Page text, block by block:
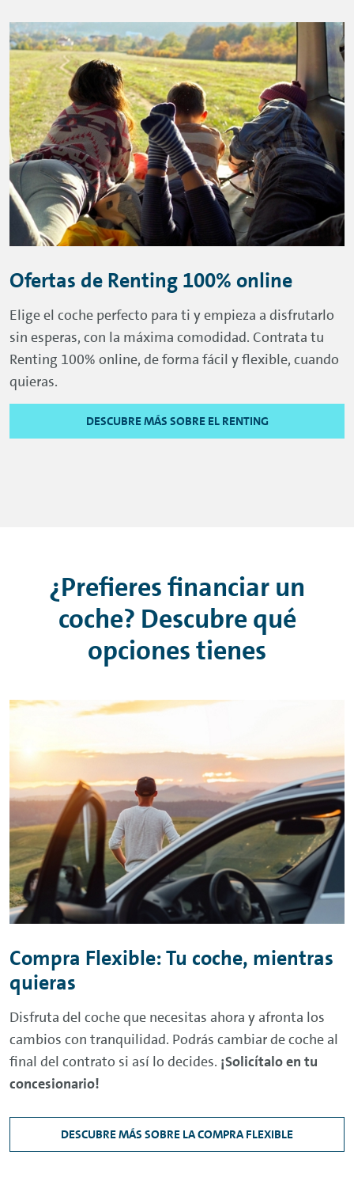
Ofertas de Renting 100% online
Elige el coche perfecto para ti y empieza a disfrutarlo
sin esperas, con la máxima comodidad. Contrata tu
Renting 100% online, de forma fácil y flexible, cuando
quieras.
DESCUBRE MÁS SOBRE EL RENTING
¿Prefieres financiar un
coche? Descubre qué
opciones tienes
Compra Flexible: Tu coche, mientras
quieras
Disfruta del coche que necesitas ahora y afronta los
cambios con tranquilidad. Podrás cambiar de coche al
final del contrato si así lo decides. ¡Solicítalo en tu
concesionario!
DESCUBRE MÁS SOBRE LA COMPRA FLEXIBLE